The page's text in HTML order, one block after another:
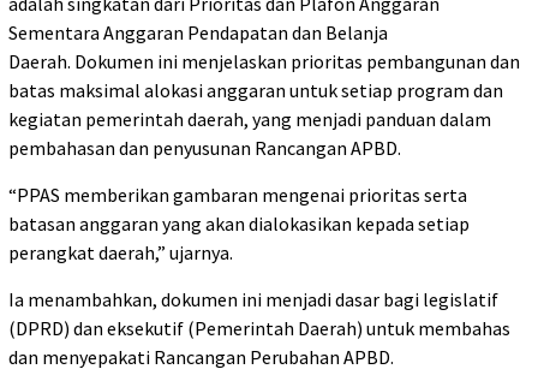
Sementara Anggaran Pendapatan dan Belanja
Daerah. Dokumen ini menjelaskan prioritas pembangunan dan
batas maksimal alokasi anggaran untuk setiap program dan
kegiatan pemerintah daerah, yang menjadi panduan dalam
pembahasan dan penyusunan Rancangan APBD.
“PPAS memberikan gambaran mengenai prioritas serta
batasan anggaran yang akan dialokasikan kepada setiap
perangkat daerah,” ujarnya.
Ia menambahkan, dokumen ini menjadi dasar bagi legislatif
(DPRD) dan eksekutif (Pemerintah Daerah) untuk membahas
dan menyepakati Rancangan Perubahan APBD.